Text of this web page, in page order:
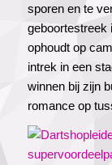
sporen en te
geboortestreek
ophoudt op
intrek in een
winnen bij zijn
romance op